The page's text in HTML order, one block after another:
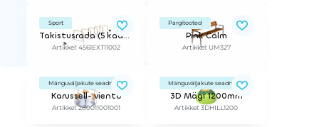
Sport
Takistusrada (5 kaart + 2 astet) lahtisele pinnasele
Artikkel: 4561EXT11002
Pargitooted
Pink Calm
Artikkel: UM327
Mänguväljakute seadmed
Karussell- viento
Artikkel: 280011001001
Mänguväljakute seadmed
3D Mägi 1200mm
Artikkel: 3DHILL1200